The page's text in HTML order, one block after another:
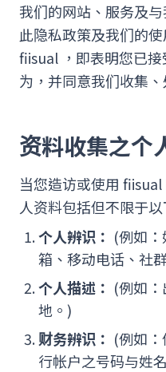
我们的网站、服务及
此隐私政策及我们的
fiisual ，即表明您已
为，并同意我们收集
资料收集之个
当您造访或使用
人资料包括但不限于以
个人辨识： (例如
箱、移动电话、社
个人描述： (例如
地。)
财务辨识： (例如
行帐户之号码与姓